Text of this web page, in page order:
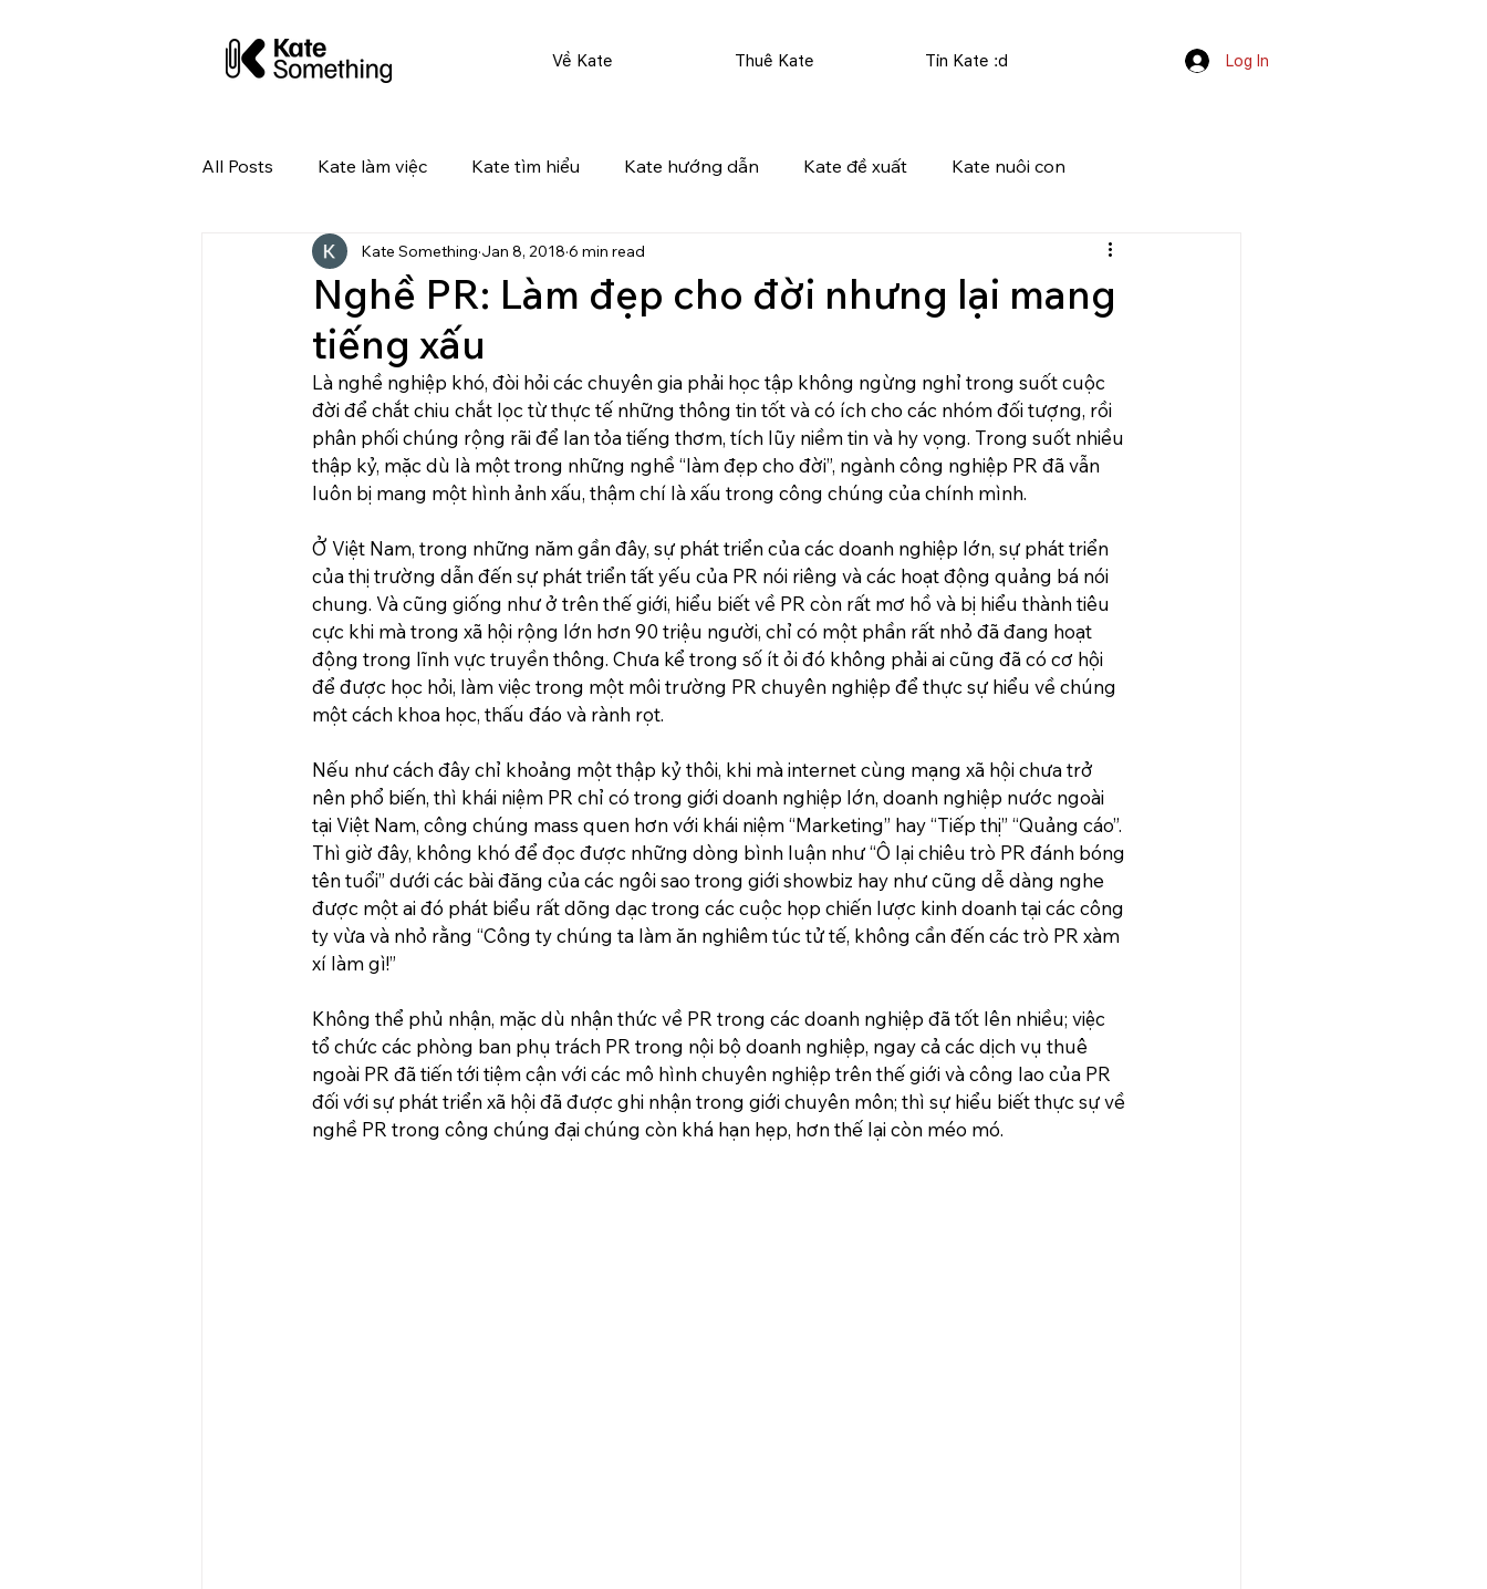
Về Kate Thuê Kate Tin Kate :d Log In
All Posts Kate làm việc Kate tìm hiểu Kate hướng dẫn Kate đề xuất Kate nuôi con
Kate tuyển dụng
Nghề PR: Làm đẹp cho đời nhưng lại mang
tiếng xấu
Kate Something Jan 8, 2018 6 min read
Là nghề nghiệp khó, đòi hỏi các chuyên gia phải học tập không ngừng nghỉ trong suốt cuộc
đời để chắt chiu chắt lọc từ thực tế những thông tin tốt và có ích cho các nhóm đối tượng, rồi
phân phối chúng rộng rãi để lan tỏa tiếng thơm, tích lũy niềm tin và hy vọng. Trong suốt nhiều
thập kỷ, mặc dù là một trong những nghề “làm đẹp cho đời”, ngành công nghiệp PR đã vẫn
luôn bị mang một hình ảnh xấu, thậm chí là xấu trong công chúng của chính mình.
Ở Việt Nam, trong những năm gần đây, sự phát triển của các doanh nghiệp lớn, sự phát triển
của thị trường dẫn đến sự phát triển tất yếu của PR nói riêng và các hoạt động quảng bá nói
chung. Và cũng giống như ở trên thế giới, hiểu biết về PR còn rất mơ hồ và bị hiểu thành tiêu
cực khi mà trong xã hội rộng lớn hơn 90 triệu người, chỉ có một phần rất nhỏ đã đang hoạt
động trong lĩnh vực truyền thông. Chưa kể trong số ít ỏi đó không phải ai cũng đã có cơ hội
để được học hỏi, làm việc trong một môi trường PR chuyên nghiệp để thực sự hiểu về chúng
một cách khoa học, thấu đáo và rành rọt.
Nếu như cách đây chỉ khoảng một thập kỷ thôi, khi mà internet cùng mạng xã hội chưa trở
nên phổ biến, thì khái niệm PR chỉ có trong giới doanh nghiệp lớn, doanh nghiệp nước ngoài
tại Việt Nam, công chúng mass quen hơn với khái niệm “Marketing” hay “Tiếp thị” “Quảng cáo”.
Thì giờ đây, không khó để đọc được những dòng bình luận như “Ô lại chiêu trò PR đánh bóng
tên tuổi” dưới các bài đăng của các ngôi sao trong giới showbiz hay như cũng dễ dàng nghe
được một ai đó phát biểu rất dõng dạc trong các cuộc họp chiến lược kinh doanh tại các công
ty vừa và nhỏ rằng “Công ty chúng ta làm ăn nghiêm túc tử tế, không cần đến các trò PR xàm
xí làm gì!”
Không thể phủ nhận, mặc dù nhận thức về PR trong các doanh nghiệp đã tốt lên nhiều; việc
tổ chức các phòng ban phụ trách PR trong nội bộ doanh nghiệp, ngay cả các dịch vụ thuê
ngoài PR đã tiến tới tiệm cận với các mô hình chuyên nghiệp trên thế giới và công lao của PR
đối với sự phát triển xã hội đã được ghi nhận trong giới chuyên môn; thì sự hiểu biết thực sự về
nghề PR trong công chúng đại chúng còn khá hạn hẹp, hơn thế lại còn méo mó.